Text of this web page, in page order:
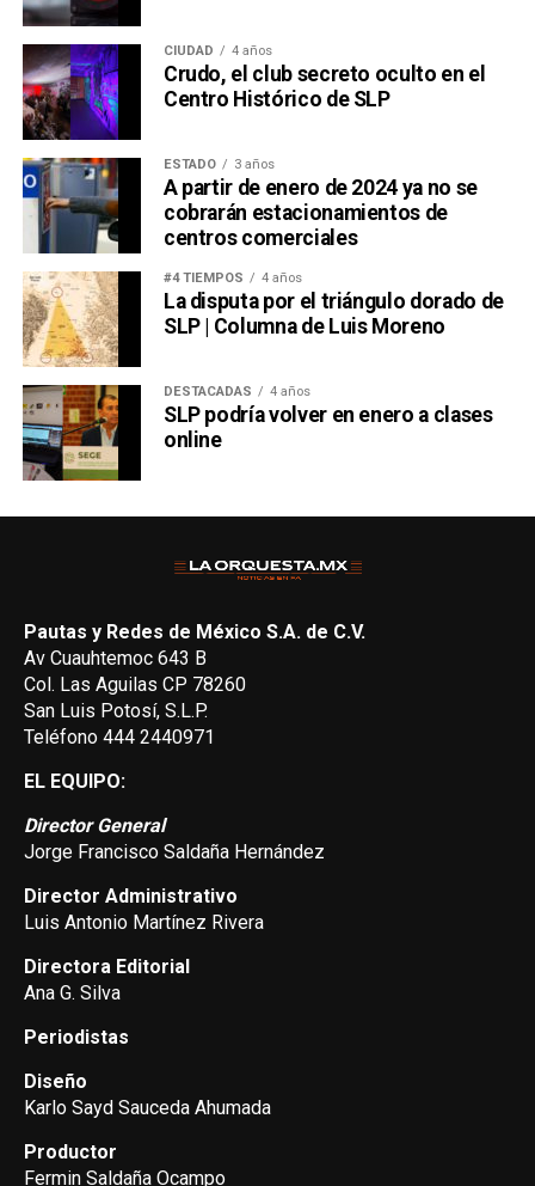
CIUDAD 4 años
Crudo, el club secreto oculto en el
Centro Histórico de SLP
ESTADO 3 años
A partir de enero de 2024 ya no se
cobrarán estacionamientos de
centros comerciales
#4 TIEMPOS 4 años
La disputa por el triángulo dorado de
SLP | Columna de Luis Moreno
DESTACADAS 4 años
SLP podría volver en enero a clases
online
Pautas y Redes de México S.A. de C.V.
Av Cuauhtemoc 643 B
Col. Las Aguilas CP 78260
San Luis Potosí, S.L.P.
Teléfono 444 2440971
EL EQUIPO:
Director General
Jorge Francisco Saldaña Hernández
Director Administrativo
Luis Antonio Martínez Rivera
Directora Editorial
Ana G. Silva
Periodistas
Diseño
Karlo Sayd Sauceda Ahumada
Productor
Fermin Saldaña Ocampo